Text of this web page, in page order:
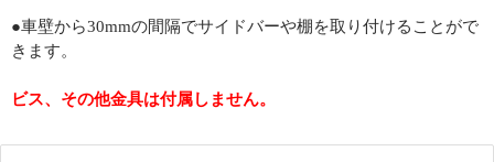
●車壁から30mmの間隔でサイドバーや棚を取り付けることがで
きます。
ビス、その他金具は付属しません。